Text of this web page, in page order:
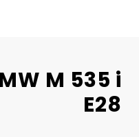
M 535 i
E28